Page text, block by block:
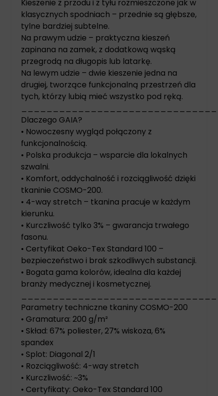
Kieszenie z przodu i z tyłu rozmieszczone jak w
klasycznych spodniach – przednie są głębsze,
tylne bardziej subtelne.
Na prawym udzie – praktyczna kieszeń
zapinana na zamek, z dodatkową wąską
przegrodą na długopis lub latarkę.
Na lewym udzie – dwie kieszenie jedna na
drugiej, tworzące funkcjonalną przestrzeń dla
tych, którzy lubią mieć wszystko pod ręką.
Dlaczego GAIA?
• Nowoczesny wygląd połączony z
funkcjonalnością.
• Polska produkcja – wsparcie dla lokalnych
szwalni.
• Komfort, oddychalność i rozciągliwość dzięki
tkaninie COSMO-200.
• 4-way stretch – tkanina pracuje w każdym
kierunku.
• Kurczliwość tylko 3% – gwarancja trwałego
fasonu.
• Certyfikat Oeko-Tex Standard 100 –
bezpieczeństwo i brak szkodliwych substancji.
• Bogata gama kolorów, idealna dla każdej
branży medycznej i kosmetycznej.
Parametry techniczne tkaniny COSMO-200
• Gramatura: 200 g/m²
• Skład: 67% poliester, 27% wiskoza, 6%
spandex
• Splot: Diagonal 2/1
• Rozciągliwość: 4-way stretch
• Kurczliwość: ~3%
• Certyfikaty: Oeko-Tex Standard 100